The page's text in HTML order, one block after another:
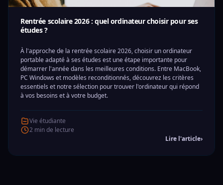
Rentrée scolaire 2026 : quel ordinateur choisir pour ses
études ?
À l'approche de la rentrée scolaire 2026, choisir un ordinateur
portable adapté à ses études est une étape importante pour
démarrer l'année dans les meilleures conditions. Entre MacBook,
PC Windows et modèles reconditionnés, découvrez les critères
essentiels et notre sélection pour trouver l'ordinateur qui répond
à vos besoins et à votre budget.
Vie étudiante
2 min de lecture
Lire l'article›